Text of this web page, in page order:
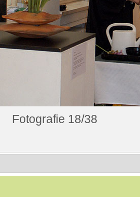
Fotografie 18/38